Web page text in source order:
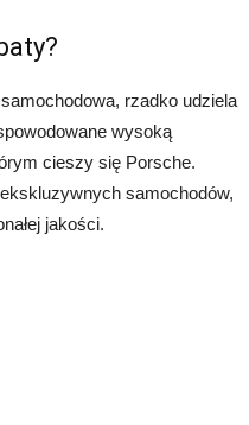
rzadko udziela
wysoką
cieszy się Porsche.
samochodów,
jakości.